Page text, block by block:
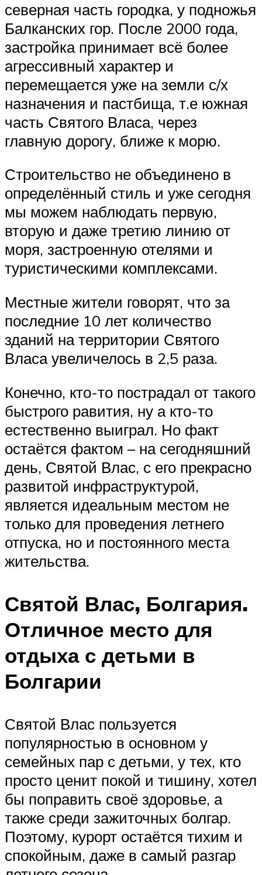
северная часть городка, у подножья
Балканских гор. После 2000 года,
застройка принимает всё более
агрессивный характер и
перемещается уже на земли с/х
назначения и пастбища, т.е южная
часть Святого Власа, через
главную дорогу, ближе к морю.
Строительство не объединено в
определённый стиль и уже сегодня
мы можем наблюдать первую,
вторую и даже третию линию от
моря, застроенную отелями и
туристическими комплексами.
Местные жители говорят, что за
последние 10 лет количество
зданий на территории Святого
Власа увеличелось в 2,5 раза.
Конечно, кто-то пострадал от такого
быстрого равития, ну а кто-то
естественно выиграл. Но факт
остаётся фактом – на сегодняшний
день, Святой Влас, с его прекрасно
развитой инфраструктурой,
является идеальным местом не
только для проведения летнего
отпуска, но и постоянного места
жительства.
Святой Влас, Болгария.
Отличное место для
отдыха с детьми в
Болгарии
Святой Влас пользуется
популярностью в основном у
семейных пар с детьми, у тех, кто
просто ценит покой и тишину, хотел
бы поправить своё здоровье, а
также среди зажиточных болгар.
Поэтому, курорт остаётся тихим и
спокойным, даже в самый разгар